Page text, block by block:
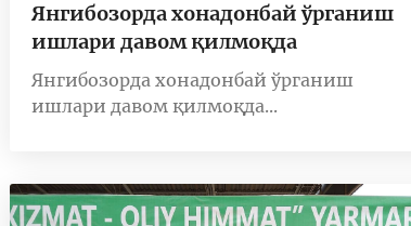
Янгибозорда хонадонбай ўрганиш
ишлари давом қилмоқда
Янгибозорда хонадонбай ўрганиш
ишлари давом қилмоқда...